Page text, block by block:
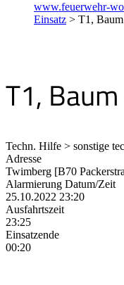
www.feuerwehr-
Einsatz > T1,
T1,
Techn. Hilfe > sonstige
Adresse
Twimberg [B70
Alarmierung Datum/Zeit
25.10.2022 23:20
Ausfahrtszeit
23:25
Einsatzende
00:20